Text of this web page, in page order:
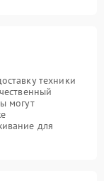
техники
могут
для